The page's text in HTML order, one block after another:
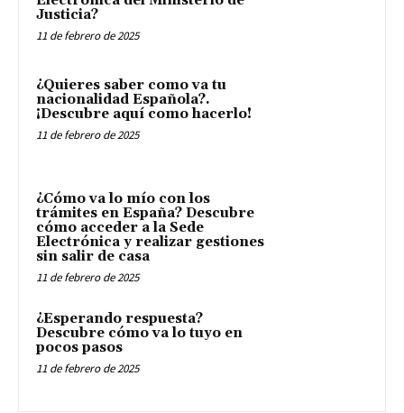
Justicia?
11 de febrero de 2025
¿Quieres saber como va tu
nacionalidad Española?.
¡Descubre aquí como hacerlo!
11 de febrero de 2025
¿Cómo va lo mío con los
trámites en España? Descubre
cómo acceder a la Sede
Electrónica y realizar gestiones
sin salir de casa
11 de febrero de 2025
¿Esperando respuesta?
Descubre cómo va lo tuyo en
pocos pasos
11 de febrero de 2025